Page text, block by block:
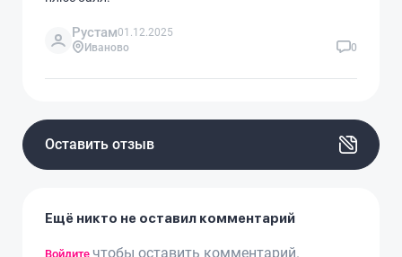
Рустам01.12.2025
Иваново
0
Оставить отзыв
Ещё никто не оставил комментарий
Войдите чтобы оставить комментарий.